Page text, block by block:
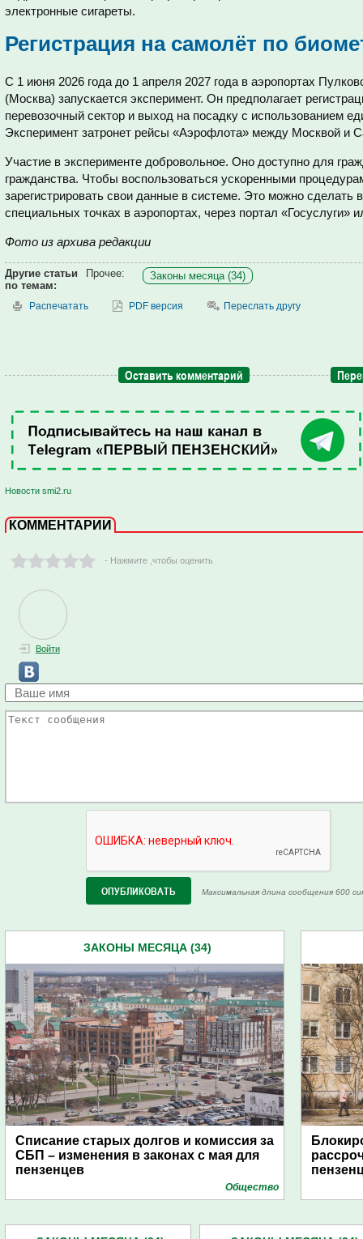
электронные сигареты.
Регистрация на самолёт по
С 1 июня 2026 года до 1 апреля 2027 года в аэропортах
(Москва) запускается эксперимент. Он предполагает
перевозочный сектор и выход на посадку с использованием
Эксперимент затронет рейсы «Аэрофлота» между Москвой и
Участие в эксперименте добровольное. Оно доступно для
гражданства. Чтобы воспользоваться ускоренными
зарегистрировать свои данные в системе. Это можно сделать
специальных точках в аэропортах, через портал «Госуслуги»
Фото из архива редакции
Другие статьи
по темам:
Прочее: Законы месяца (34)
Распечатать PDF версия Переслать другу
Оставить комментарий
Новости smi2.ru
КОММЕНТАРИИ
- Нажмите ,чтобы оценить
Войти
Максимальная длина сообщения 600
ЗАКОНЫ МЕСЯЦА (34)
Списание старых долгов и комиссия за
СБП – изменения в законах с мая для
пензенцев
Общество